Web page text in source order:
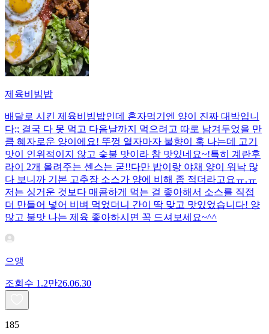
제육비빔밥
배달로 시킨 제육비빔밥인데 혼자먹기엔 양이 진짜 대박입니
다;; 결국 다 못 먹고 다음날까지 먹으려고 따로 남겨두었을 만
큼 혜자로운 양이에요! 뚜껑 열자마자 불향이 훅 나는데 고기
맛이 인위적이지 않고 숯불 맛이라 참 맛있네요~!특히 계란후
라이 2개 올려주는 센스는 굳!! ​다만 밥이랑 야채 양이 워낙 많
다 보니까 기본 고추장 소스가 양에 비해 좀 적더라고요ㅠ.ㅠ
저는 싱거운 것보다 매콤하게 먹는 걸 좋아해서 소스를 직접
더 만들어 넣어 비벼 먹었더니 간이 딱 맞고 맛있었습니다! 양
많고 불맛 나는 제육 좋아하시면 꼭 드셔보세요~^^
으앵
조회수 1.2만26.06.30
185